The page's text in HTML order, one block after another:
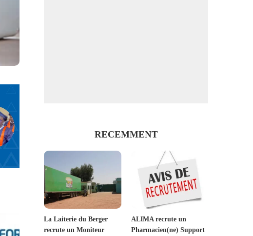
RECEMMENT
La Laiterie du Berger
recrute un Moniteur
ALIMA recrute un
Pharmacien(ne) Support